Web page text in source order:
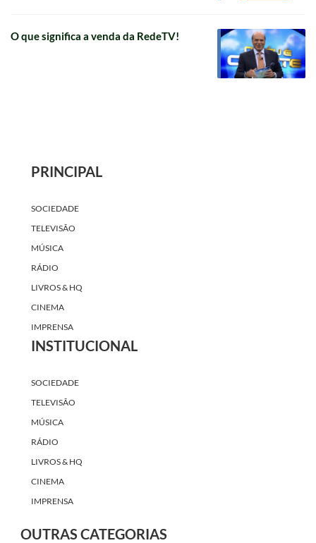
O que significa a venda da RedeTV!
PRINCIPAL
SOCIEDADE
TELEVISÃO
MÚSICA
RÁDIO
LIVROS & HQ
CINEMA
IMPRENSA
INSTITUCIONAL
SOCIEDADE
TELEVISÃO
MÚSICA
RÁDIO
LIVROS & HQ
CINEMA
IMPRENSA
OUTRAS CATEGORIAS